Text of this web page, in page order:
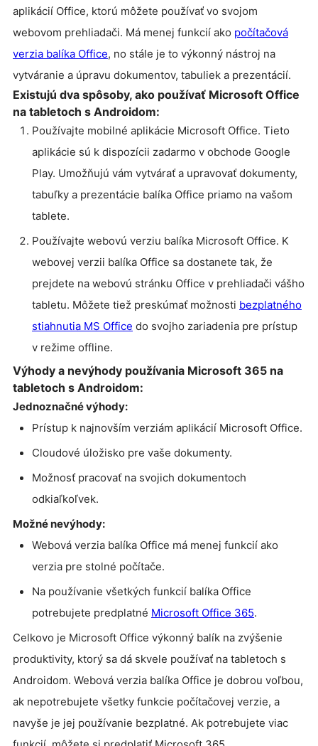
aplikácií Office, ktorú môžete používať vo svojom
webovom prehliadači. Má menej funkcií ako počítačová
verzia balíka Office, no stále je to výkonný nástroj na
vytváranie a úpravu dokumentov, tabuliek a prezentácií.
Existujú dva spôsoby, ako používať Microsoft Office
na tabletoch s Androidom:
Používajte mobilné aplikácie Microsoft Office. Tieto
aplikácie sú k dispozícii zadarmo v obchode Google
Play. Umožňujú vám vytvárať a upravovať dokumenty,
tabuľky a prezentácie balíka Office priamo na vašom
tablete.
Používajte webovú verziu balíka Microsoft Office. K
webovej verzii balíka Office sa dostanete tak, že
prejdete na webovú stránku Office v prehliadači vášho
tabletu. Môžete tiež preskúmať možnosti bezplatného
stiahnutia MS Office do svojho zariadenia pre prístup
v režime offline.
Výhody a nevýhody používania Microsoft 365 na
tabletoch s Androidom:
Jednoznačné výhody:
Prístup k najnovším verziám aplikácií Microsoft Office.
Cloudové úložisko pre vaše dokumenty.
Možnosť pracovať na svojich dokumentoch
odkiaľkoľvek.
Možné nevýhody:
Webová verzia balíka Office má menej funkcií ako
verzia pre stolné počítače.
Na používanie všetkých funkcií balíka Office
potrebujete predplatné Microsoft Office 365.
Celkovo je Microsoft Office výkonný balík na zvýšenie
produktivity, ktorý sa dá skvele používať na tabletoch s
Androidom. Webová verzia balíka Office je dobrou voľbou,
ak nepotrebujete všetky funkcie počítačovej verzie, a
navyše je jej používanie bezplatné. Ak potrebujete viac